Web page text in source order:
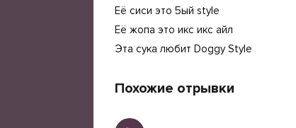
Её сиси это 5ый style
Её жопа это икс икс айл
Эта сука любит Doggy Style
Похожие отрывки